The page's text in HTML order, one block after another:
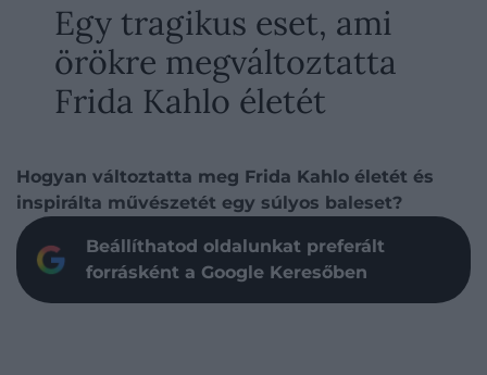
Egy tragikus eset, ami
örökre megváltoztatta
Frida Kahlo életét
Hogyan változtatta meg Frida Kahlo életét és
inspirálta művészetét egy súlyos baleset?
Beállíthatod oldalunkat preferált
forrásként a Google Keresőben